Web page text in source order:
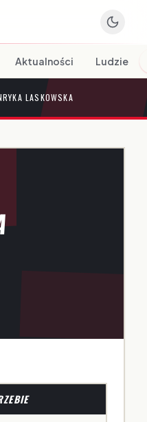
Aktualności Ludzie
LASKOWSKA